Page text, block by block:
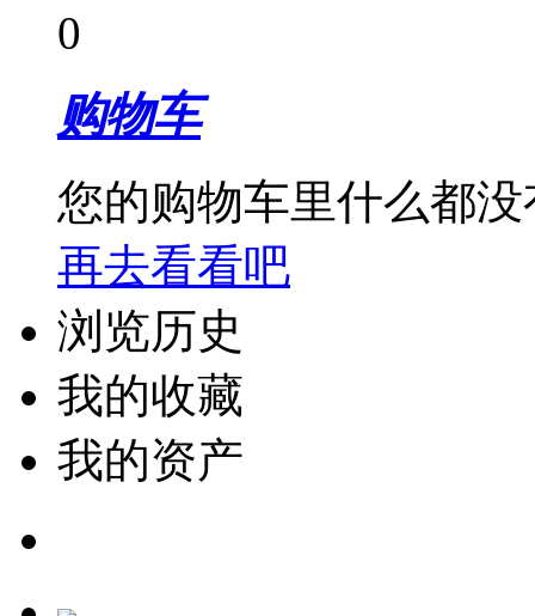
0
购物车
您的购物车里什么都没
再去看看吧
浏览历史
我的收藏
我的资产